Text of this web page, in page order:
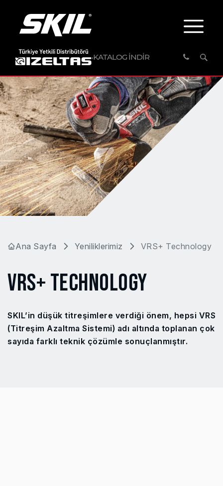
KATALOG İNDİR
Ana Sayfa Yeniliklerimiz VRS+ Technology
VRS+ TECHNOLOGY
SKIL’in düşük titreşimlere verdiği önem, hepsi VRS
(Titreşim Azaltma Sistemi) adı altında toplanan çok
sayıda farklı teknik çözümle sonuçlanmıştır.